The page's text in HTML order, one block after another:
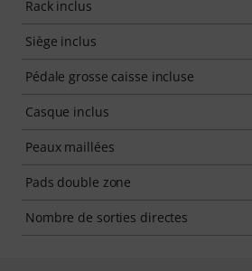
Rack inclus
Siège inclus
Pédale grosse caisse incluse
Casque inclus
Peaux maillées
Pads double zone
Nombre de sorties directes